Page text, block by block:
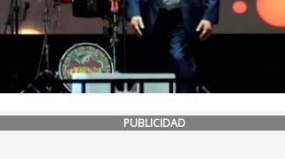
PUBLICIDAD